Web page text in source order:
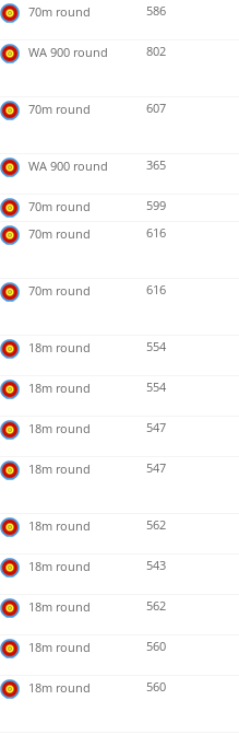
70m round 586
WA 900 round 802
70m round 607
WA 900 round 365
70m round
599
70m round 616
70m round 616
18m round 554
18m round 554
18m round 547
18m round 547
18m round 562
18m round 543
18m round 562
18m round 560
18m round 560